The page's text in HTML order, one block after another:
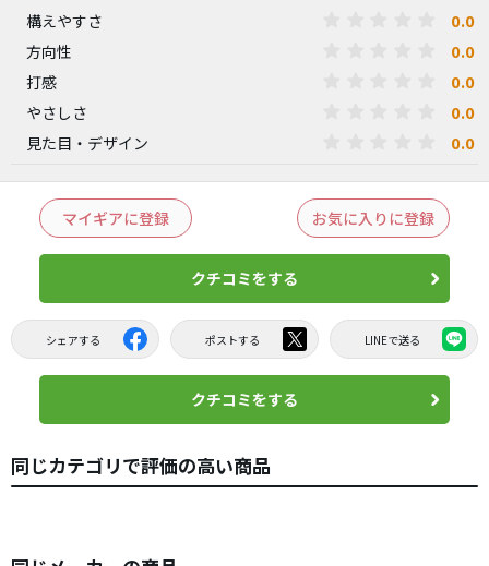
構えやすさ
0.0
方向性 0.0
打感 0.0
やさしさ 0.0
見た目・デザイン 0.0
マイギアに登録 お気に入りに登録
クチコミをする
シェアする ポストする LINEで送る
クチコミをする
同じカテゴリで評価の高い商品